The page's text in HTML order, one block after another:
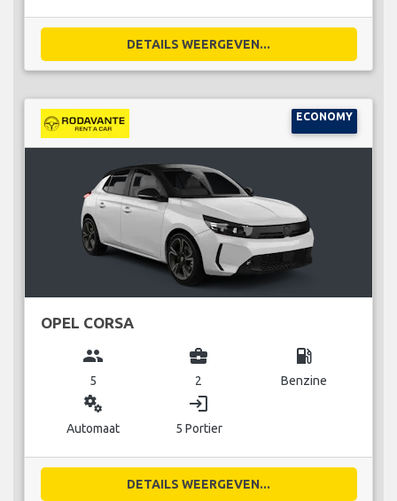
DETAILS WEERGEVEN...
ECONOMY
OPEL CORSA
group
5
business_center
2
local_gas_station
Benzine
miscellaneous_services
Automaat
login
5 Portier
DETAILS WEERGEVEN...